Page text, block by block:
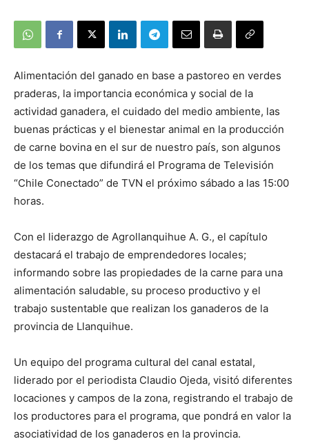
Alimentación del ganado en base a pastoreo en verdes
praderas, la importancia económica y social de la
actividad ganadera, el cuidado del medio ambiente, las
buenas prácticas y el bienestar animal en la producción
de carne bovina en el sur de nuestro país, son algunos
de los temas que difundirá el Programa de Televisión
“Chile Conectado” de TVN el próximo sábado a las 15:00
horas.
Con el liderazgo de Agrollanquihue A. G., el capítulo
destacará el trabajo de emprendedores locales;
informando sobre las propiedades de la carne para una
alimentación saludable, su proceso productivo y el
trabajo sustentable que realizan los ganaderos de la
provincia de Llanquihue.
Un equipo del programa cultural del canal estatal,
liderado por el periodista Claudio Ojeda, visitó diferentes
locaciones y campos de la zona, registrando el trabajo de
los productores para el programa, que pondrá en valor la
asociatividad de los ganaderos en la provincia.